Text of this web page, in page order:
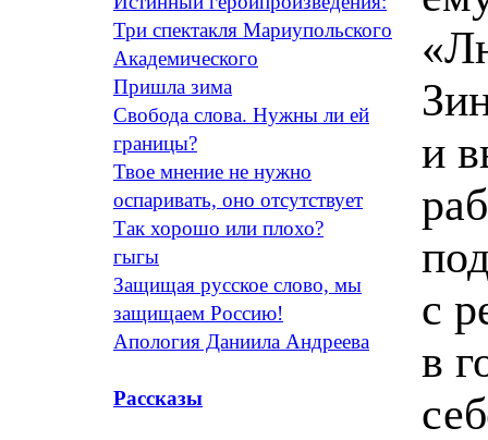
Три спектакля Мариупольского
Академического
Пришла зима
Свобода слова. Нужны ли ей
границы?
Твое мнение не нужно
оспаривать, оно отсутствует
Так хорошо или плохо?
гыгы
Защищая русское слово, мы
защищаем Россию!
Апология Даниила Андреева
Рассказы
и
с
в